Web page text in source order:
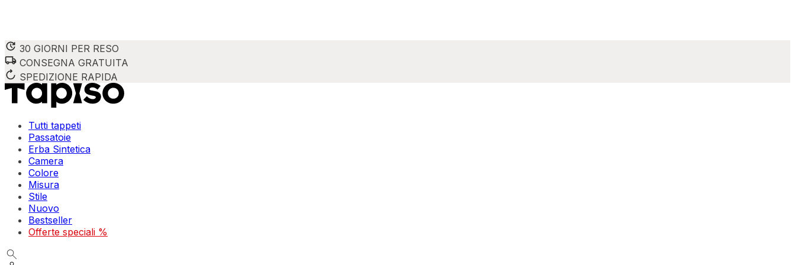
30 GIORNI PER RESO
CONSEGNA GRATUITA
SPEDIZIONE RAPIDA
Tutti tappeti
Passatoie
Erba Sintetica
Camera
Colore
Misura
Stile
Nuovo
Bestseller
Offerte speciali %